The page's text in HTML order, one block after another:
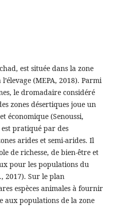
est située dans la zone
(MEPA, 2018). Parmi
le dromadaire considéré
zones désertiques joue un
économique (Senoussi,
est pratiqué par des
arides et semi‐arides. Il
de richesse, de bien-être et
pour les populations du
2017). Sur le plan
espèces animales à fournir
aux populations de la zone